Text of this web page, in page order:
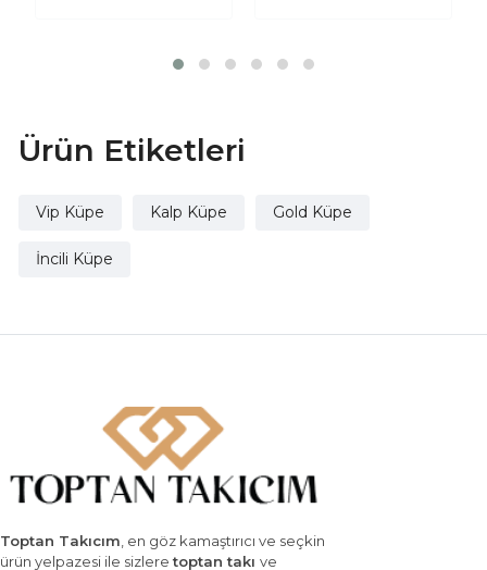
Ürün Etiketleri
Vip Küpe Kalp Küpe Gold Küpe
İncili Küpe
Toptan Takıcım, en göz kamaştırıcı ve seçkin
ürün yelpazesi ile sizleretoptan takı ve